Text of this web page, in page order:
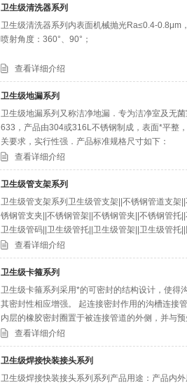
卫生级清洗器系列
卫生级清洗器系列内表面机械抛光Ra≤0.4-
喷射角度：360°、90°；
查看详细介绍
卫生级地漏系列
卫生级地漏系列又称洁净地漏．专为洁净室及无
633，产品由304或316L不锈钢制成，表面*平整
关要求，实行性强．产品标准规格尺寸如下：
查看详细介绍
卫生级管支架系列
卫生级管支架系列卫生级管支架||不锈钢管道支架
锈钢管支夹||不锈钢管架||不锈钢管夹||不锈钢管托
卫生级管码||卫生级管托||卫生级管架||卫生级管
生级管子夹||卫生级管道支架||
查看详细介绍
卫生级卡箍系列
卫生级卡箍系列采用*的可密封的结构设计，使得
其密封性相应增强。 起连接密封作用的沟槽连接
内层的橡胶密封圈置于被连接管道的外侧，并与
颗螺栓紧固即可。
查看详细介绍
卫生级焊接快装接头系列
卫生级焊接快装接头系列系列产品用途：产品内